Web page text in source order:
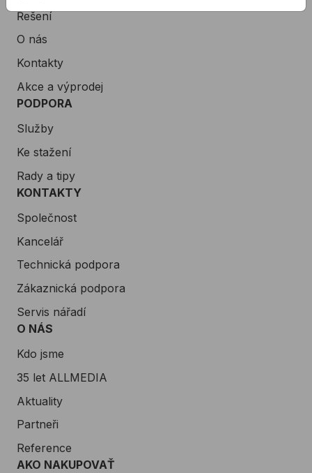
Řešení
O nás
Kontakty
Akce a výprodej
PODPORA
Služby
Ke stažení
Rady a tipy
KONTAKTY
Společnost
Kancelář
Technická podpora
Zákaznická podpora
Servis nářadí
O NÁS
Kdo jsme
35 let ALLMEDIA
Aktuality
Partneři
Reference
AKO NAKUPOVAŤ